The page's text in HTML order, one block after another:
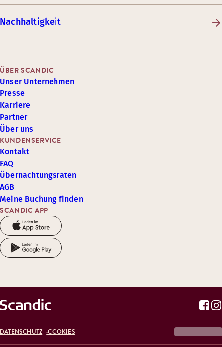
Nachhaltigkeit
SCANDIC APP
KUNDENSERVICE
Kontakt
FAQ
Übernachtungsraten
AGB
Meine Buchung finden
ÜBER SCANDIC
Unser Unternehmen
Presse
Karriere
Partner
Über uns
DATENSCHUTZ COOKIES